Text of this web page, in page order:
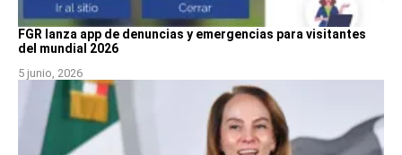
FGR lanza app de denuncias y emergencias para visitantes
del mundial 2026
5 junio, 2026